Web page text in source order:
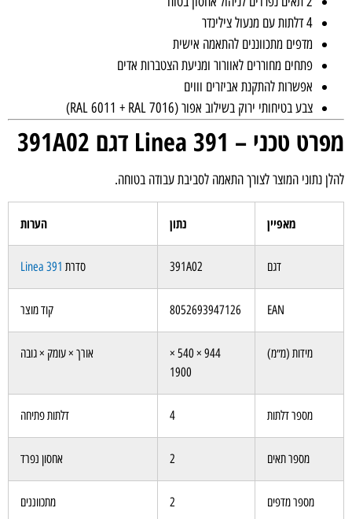
מדפים מתכווננים להתאמה אישית
פתחים מחוררים לאוורור ומניעת הצטברות אדים
אפשרות להתקנת אביזרים וווים
צבע בטיחותי ירוק בשילוב אפור (RAL 6011 + RAL 7016)
מפרט טכני – Linea 391 דגם 391A02
להלן נתוני המוצר לצורך התאמה לסביבת עבודה בטוחה.
מאפיין נתון הערות
דגם 391A02 סדרתLinea 391
EAN
8052693947126 קוד מוצר
מידות (מ״מ)
944 × 540 ×
1900
אורך × עומק × גובה
מספר דלתות דלתות פתיחה
מספר תאים אחסון נפרד
מספר מדפים מתכווננים